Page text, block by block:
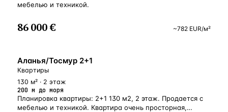
мебелью и техникой.
86 000 € ~782 EUR/м²
У МОРЯ
Аланья/Тосмур 2+1
Квартиры
130 м² · 2 этаж
200 м до моря
Планировка квартиры: 2+1 130 м2, 2 этаж. Продается с
мебелью и техникой. Квартира очень просторная,